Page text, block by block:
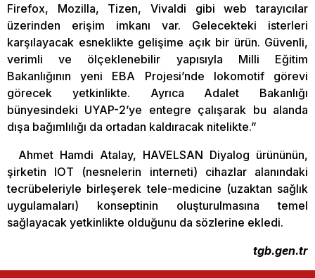
Firefox, Mozilla, Tizen, Vivaldi gibi web tarayıcılar
üzerinden erişim imkanı var. Gelecekteki isterleri
karşılayacak esneklikte gelişime açık bir ürün. Güvenli,
verimli ve ölçeklenebilir yapısıyla Milli Eğitim
Bakanlığının yeni EBA Projesi’nde lokomotif görevi
görecek yetkinlikte. Ayrıca Adalet Bakanlığı
bünyesindeki UYAP-2’ye entegre çalışarak bu alanda
dışa bağımlılığı da ortadan kaldıracak nitelikte.”
Ahmet Hamdi Atalay, HAVELSAN Diyalog ürününün,
şirketin IOT (nesnelerin interneti) cihazlar alanındaki
tecrübeleriyle birleşerek tele-medicine (uzaktan sağlık
uygulamaları) konseptinin oluşturulmasına temel
sağlayacak yetkinlikte olduğunu da sözlerine ekledi.
tgb.gen.tr